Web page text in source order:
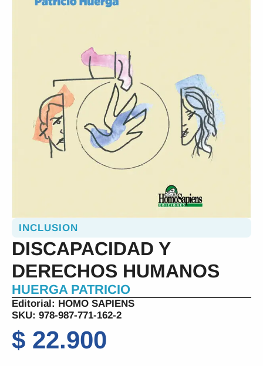
INCLUSION
DISCAPACIDAD Y
DERECHOS HUMANOS
HUERGA PATRICIO
Editorial: HOMO SAPIENS
SKU: 978-987-771-162-2
$ 22.900